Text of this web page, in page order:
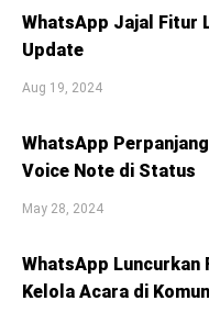
WhatsApp Jajal Fitur
Update
Aug 19, 2024
WhatsApp
Voice Note di Status
May 28, 2024
WhatsApp Luncurkan
Kelola Acara di